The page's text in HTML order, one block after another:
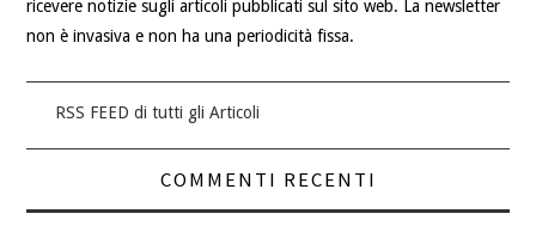
ricevere notizie sugli articoli pubblicati sul sito web. La newsletter
non è invasiva e non ha una periodicità fissa.
RSS FEED di tutti gli Articoli
COMMENTI RECENTI